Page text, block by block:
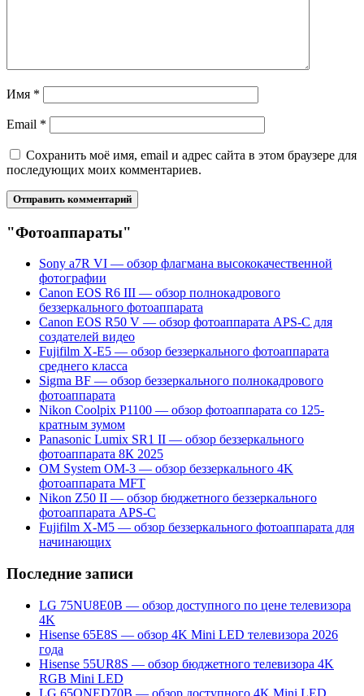
Имя *
Email *
Сохранить моё имя, email и адрес сайта в этом браузере для
последующих моих комментариев.
"Фотоаппараты"
Sony a7R VI — обзор флагмана высококачественной
фотографии
Canon EOS R6 III — обзор полнокадрового
беззеркального фотоаппарата
Canon EOS R50 V — обзор фотоаппарата APS-C для
создателей видео
Fujifilm X-E5 — обзор беззеркального фотоаппарата
среднего класса
Sigma BF — обзор беззеркального полнокадрового
фотоаппарата
Nikon Coolpix P1100 — обзор фотоаппарата со 125-
кратным зумом
Panasonic Lumix SR1 II — обзор беззеркального
фотоаппарата 8К 2025
OM System OM-3 — обзор беззеркального 4K
фотоаппарата MFT
Nikon Z50 II — обзор бюджетного беззеркального
фотоаппарата APS-C
Fujifilm X-M5 — обзор беззеркального фотоаппарата для
начинающих
Последние записи
LG 75NU8E0B — обзор доступного по цене телевизора
4K
Hisense 65E8S — обзор 4K Mini LED телевизора 2026
года
Hisense 55UR8S — обзор бюджетного телевизора 4K
RGB Mini LED
LG 65QNED70B — обзор доступного 4K Mini LED